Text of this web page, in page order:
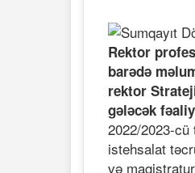
Rektor
barədə
rektor
gələcək
2022/2023-
istehsalat
və